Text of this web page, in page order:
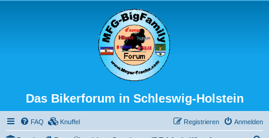
Das Bikerforum in Schleswig-Holstein
FAQ Knuffel Anmelden
Registrieren